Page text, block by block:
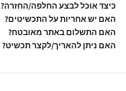
כיצד אוכל לבצע החלפה/החזרה?
האם יש אחריות על התכשיטים?
האם התשלום באתר מאובטח?
האם ניתן להאריך/לקצר תכשיט?